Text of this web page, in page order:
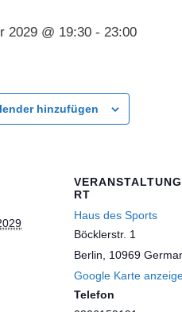
2029 @ 19:30 - 23:00
hinzufügen
RT
Haus des Sports
Böcklerstr. 1
Berlin
10969
Google Karte
Telefon